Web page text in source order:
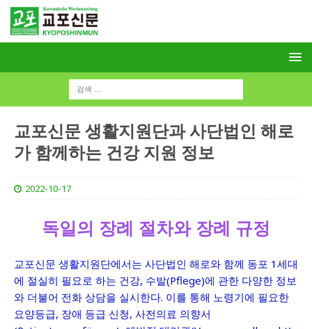
교포신문 생활지원단과 사단법인 해로
가 함께하는 건강 지원 정보
2022-10-17
독일의 장례 절차와 장례 규정
교포신문 생활지원단에서는 사단법인 해로와 함께 동포 1세대
에 절실히 필요로 하는 건강, 수발(Pflege)에 관한 다양한 정보
와 더불어 전화 상담을 실시한다. 이를 통해 노령기에 필요한
요양등급, 장애 등급 신청, 사전의료 의향서